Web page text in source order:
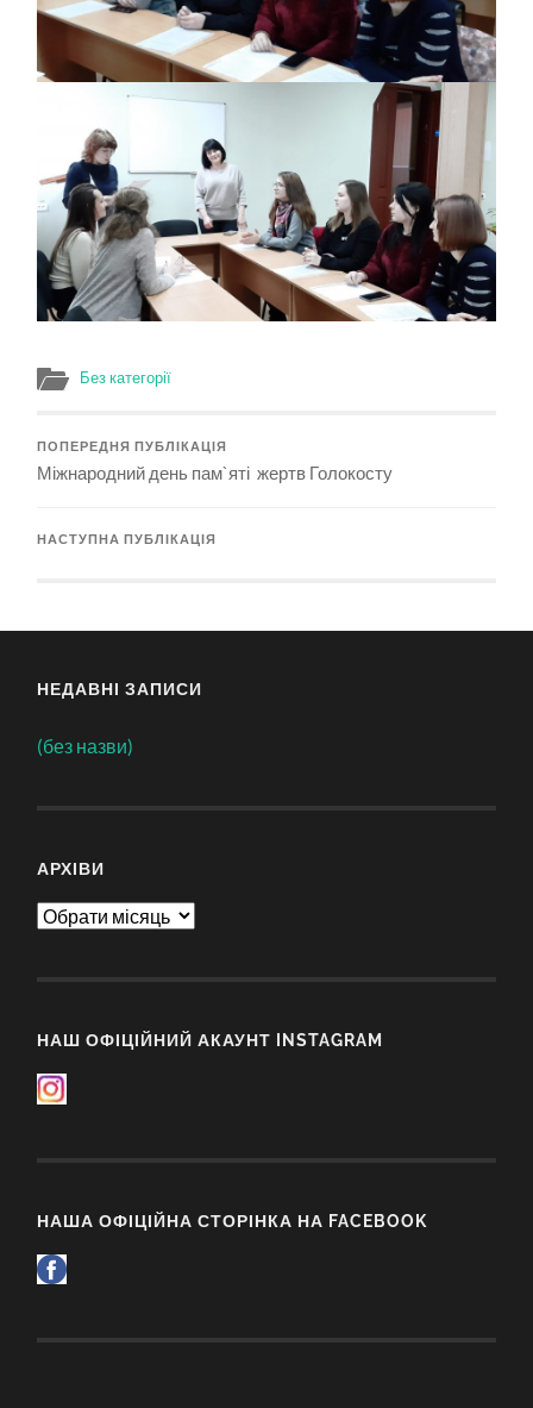
Без категорії
ПОПЕРЕДНЯ ПУБЛІКАЦІЯ
Міжнародний день пам`яті жертв Голокосту
НАСТУПНА ПУБЛІКАЦІЯ
НЕДАВНІ ЗАПИСИ
(без назви)
АРХІВИ
Архіви
НАШ ОФІЦІЙНИЙ АКАУНТ INSTAGRAM
НАША ОФІЦІЙНА СТОРІНКА НА FACEBOOK